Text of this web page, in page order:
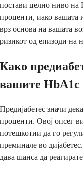
постави целно ниво на
проценти, иако вашата
врз основа на вашата
ризикот од епизоди на
Како
вашите HbA1c
Предијабетес значи
проценти. Овој опсег
потешкотии да го
преминале во
дава шанса да